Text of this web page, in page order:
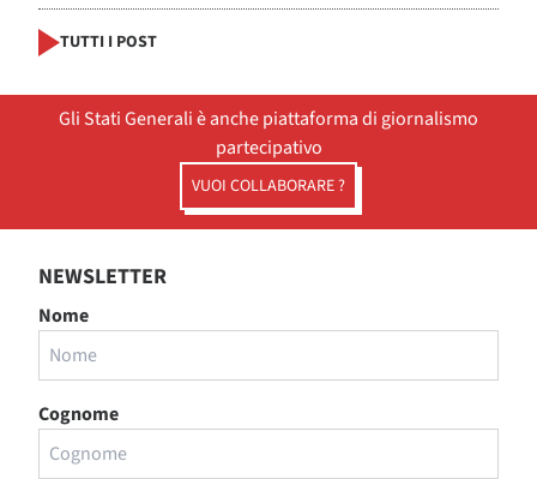
TUTTI I POST
Gli Stati Generali è anche piattaforma di giornalismo
partecipativo
VUOI COLLABORARE ?
NEWSLETTER
Nome
Cognome